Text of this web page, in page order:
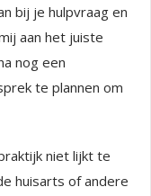
bij je hulpvraag en
aan het juiste
nog een
te plannen om
niet lijkt te
huisarts of andere